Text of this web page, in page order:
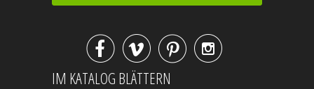

IM KATALOG BLÄTTERN